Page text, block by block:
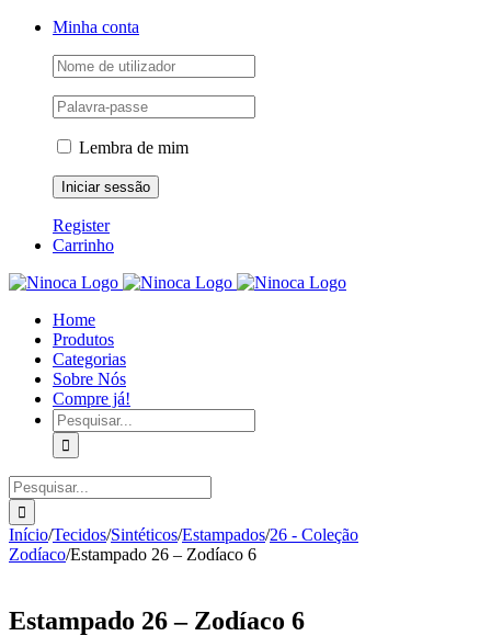
Skip
Facebook
Instagram
YouTubeMinha conta
Lembra de mim
Register
Carrinho
Home
Produtos
Categorias
Sobre Nós
Compre já!
Pesquisar
Pesquisar
Início/Tecidos/Sintéticos/Estampados/26 - Coleção
Zodíaco/Estampado 26 – Zodíaco 6
Estampado 26 – Zodíaco 6